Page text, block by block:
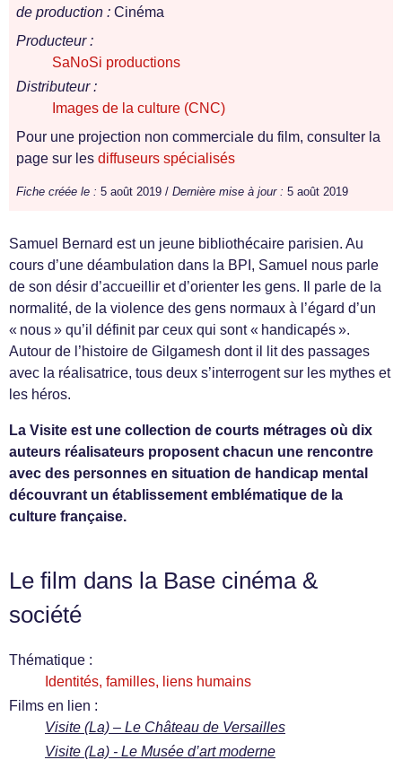
de production : Cinéma
Producteur :
SaNoSi productions
Distributeur :
Images de la culture (CNC)
Pour une projection non commerciale du film, consulter la
page sur les diffuseurs spécialisés
Fiche créée le : 5 août 2019 / Dernière mise à jour : 5 août 2019
Samuel Bernard est un jeune bibliothécaire parisien. Au
cours d’une déambulation dans la BPI, Samuel nous parle
de son désir d’accueillir et d’orienter les gens. Il parle de la
normalité, de la violence des gens normaux à l’égard d’un
« nous » qu’il définit par ceux qui sont « handicapés ».
Autour de l’histoire de Gilgamesh dont il lit des passages
avec la réalisatrice, tous deux s’interrogent sur les mythes et
les héros.
La Visite est une collection de courts métrages où dix
auteurs réalisateurs proposent chacun une rencontre
avec des personnes en situation de handicap mental
découvrant un établissement emblématique de la
culture française.
Le film dans la Base cinéma &
société
Thématique :
Identités, familles, liens humains
Films en lien :
Visite (La) – Le Château de Versailles
Visite (La) - Le Musée d’art moderne